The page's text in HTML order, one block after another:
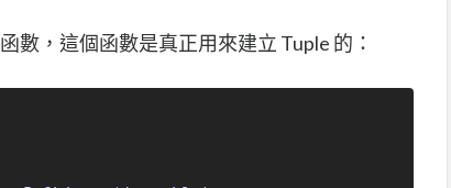
函數，這個函數是真正用來建立 Tuple 的：